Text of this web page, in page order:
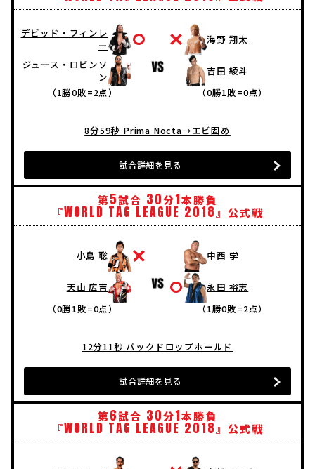
デビッド・フィンレ
ー
ジュース・ロビンソ
ン
（1勝0敗=2点）
海野 翔太
吉田 綾斗
（0勝1敗=0点）
8分59秒 Prima Nocta→エビ固め
試合詳細を見る
第5試合 30分1本勝負
『WORLD TAG LEAGUE 2018』公式戦
小島 聡
天山 広吉
（0勝1敗=0点）
中西 学
永田 裕志
（1勝0敗=2点）
12分11秒 バックドロップホールド
試合詳細を見る
第6試合 30分1本勝負
『WORLD TAG LEAGUE 2018』公式戦